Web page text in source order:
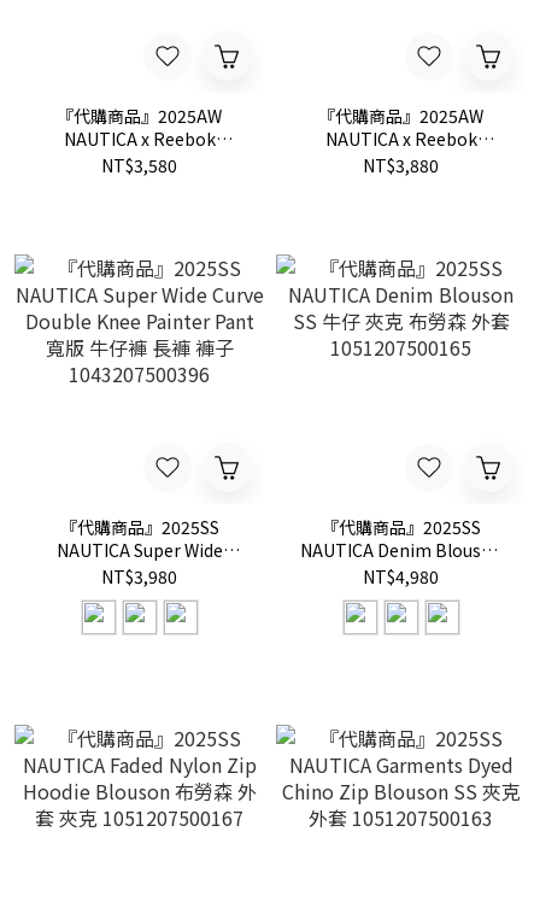
『代購商品』2025AW
NAUTICA x Reebok
Double-Name
NT$3,580
『代購商品』2025AW
NAUTICA x Reebok
Double-Name
NT$3,880
『代購商品』2025SS
NAUTICA Super Wide
Curve Double Knee
Painter Pant 寬版 牛仔褲 長
褲 褲子 1043207500396
NT$3,980
『代購商品』2025SS
NAUTICA Denim Blouson
SS 牛仔 夾克 布勞森 外套
1051207500165
NT$4,980